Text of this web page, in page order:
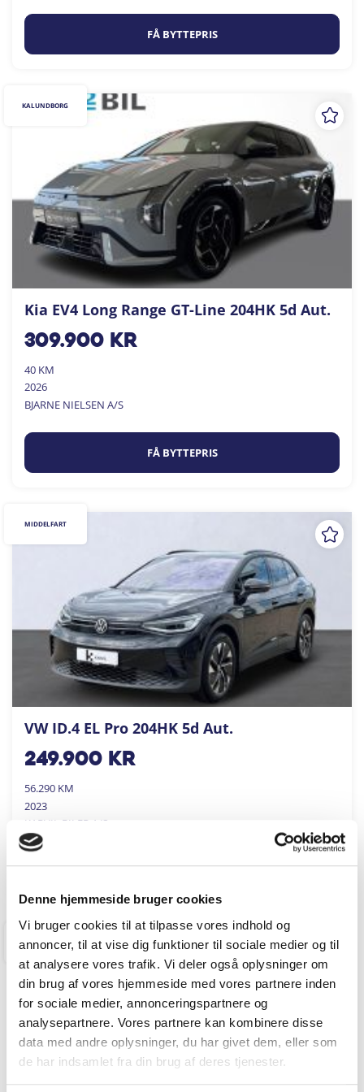
Denne hjemmeside bruger cookies
Vi bruger cookies til at tilpasse vores indhold og
annoncer, til at vise dig funktioner til sociale medier og til
at analysere vores trafik. Vi deler også oplysninger om
din brug af vores hjemmeside med vores partnere inden
for sociale medier, annonceringspartnere og
analysepartnere. Vores partnere kan kombinere disse
data med andre oplysninger, du har givet dem, eller som
de har indsamlet fra din brug af deres tjenester.
FÅ BYTTEPRIS
Kia EV4 Long Range GT-Line 204HK 5d Aut.
309.900kr
40 KM
2026
BJARNE NIELSEN A/S
FÅ BYTTEPRIS
KALUNDBORG
VW ID.4 EL Pro 204HK 5d Aut.
249.900kr
56.290 KM
2023
KARVIL BILER A/S
MIDDELFART
RINGKØBING